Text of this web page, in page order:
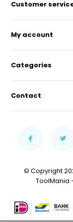
Customer
My account
Categories
Contact
© Copyright
ToolMania